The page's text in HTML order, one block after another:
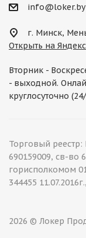
info@loker.by
г. Минск,
Открыть на
Вторник -
- выходной.
круглосуточно
Торговый
690159009, св-во
горисполкомом
344455
2026 © Локер